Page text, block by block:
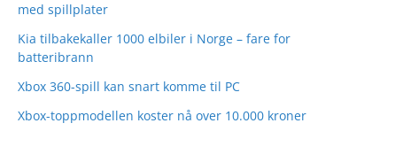
med spillplater
Kia tilbakekaller 1000 elbiler i Norge – fare for
batteribrann
Xbox 360-spill kan snart komme til PC
Xbox-toppmodellen koster nå over 10.000 kroner